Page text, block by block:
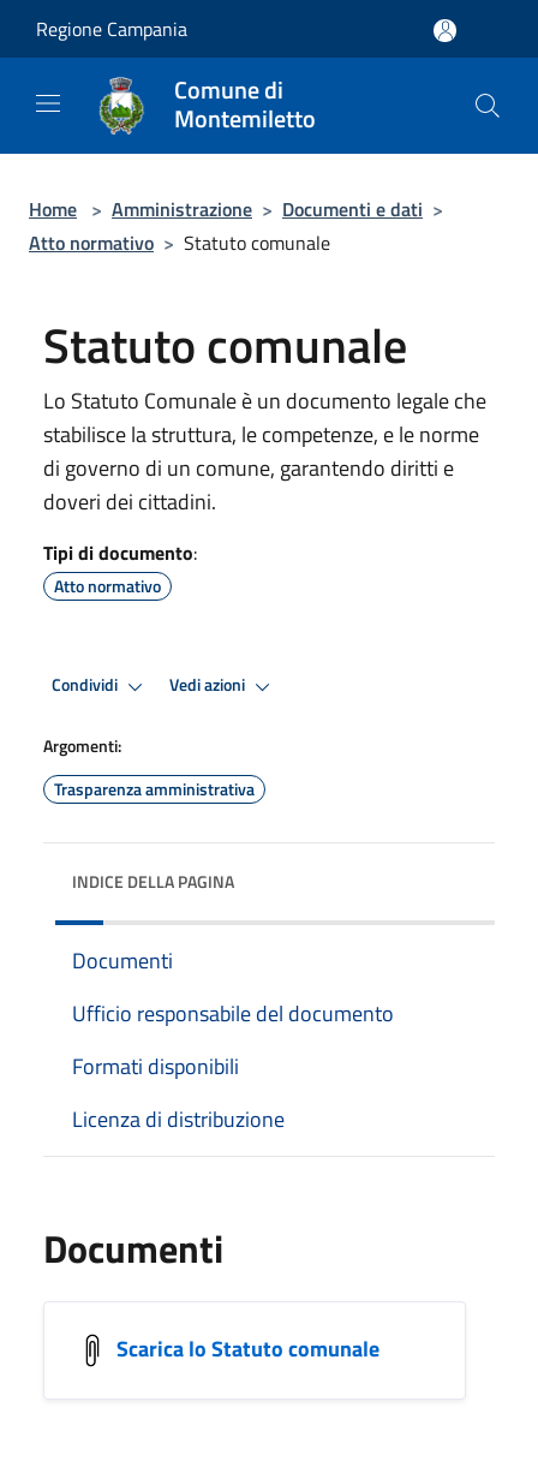
Regione Campania
Comune di
Montemiletto
Home > Amministrazione > Documenti e dati >
Atto normativo > Statuto comunale
Statuto comunale
Lo Statuto Comunale è un documento legale che
stabilisce la struttura, le competenze, e le norme
di governo di un comune, garantendo diritti e
doveri dei cittadini.
Tipi di documento:
Atto normativo
Condividi Vedi azioni
Argomenti:
Trasparenza amministrativa
INDICE DELLA PAGINA
Documenti
Ufficio responsabile del documento
Formati disponibili
Licenza di distribuzione
Documenti
Scarica lo Statuto comunale